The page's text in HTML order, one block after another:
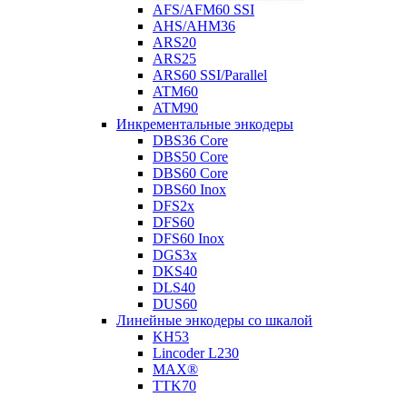
AFS/AFM60 SSI
AHS/AHM36
ARS20
ARS25
ARS60 SSI/Parallel
ATM60
ATM90
Инкрементальные энкодеры
DBS36 Core
DBS50 Core
DBS60 Core
DBS60 Inox
DFS2x
DFS60
DFS60 Inox
DGS3x
DKS40
DLS40
DUS60
Линейные энкодеры со шкалой
KH53
Lincoder L230
MAX®
TTK70